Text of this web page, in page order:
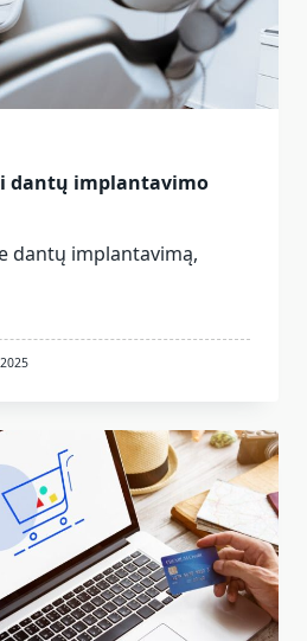
dantų implantavimo
dantų implantavimą,